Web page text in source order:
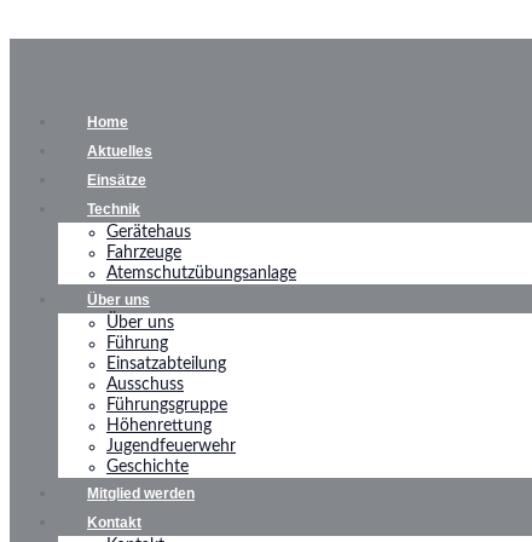
Home
Aktuelles
Einsätze
Technik
Gerätehaus
Fahrzeuge
Atemschutzübungsanlage
Über uns
Über uns
Führung
Einsatzabteilung
Ausschuss
Führungsgruppe
Höhenrettung
Jugendfeuerwehr
Geschichte
Mitglied werden
Kontakt